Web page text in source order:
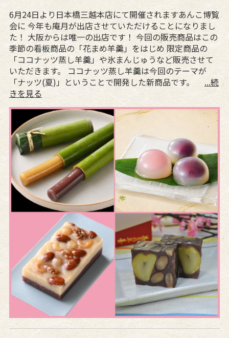
6月24日より日本橋三越本店にて開催されますあんこ博覧
会に 今年も庵月が出店させていただけることになりまし
た！ 大阪からは唯一の出店です！ 今回の販売商品はこの
季節の看板商品の「花まめ羊羹」をはじめ 限定商品の
「ココナッツ蒸し羊羹」や氷まんじゅうなど販売させて
いただきます。 ココナッツ蒸し羊羹は今回のテーマが
「ナッツ(夏)」ということで開発した新商品です。 ...続
きを見る